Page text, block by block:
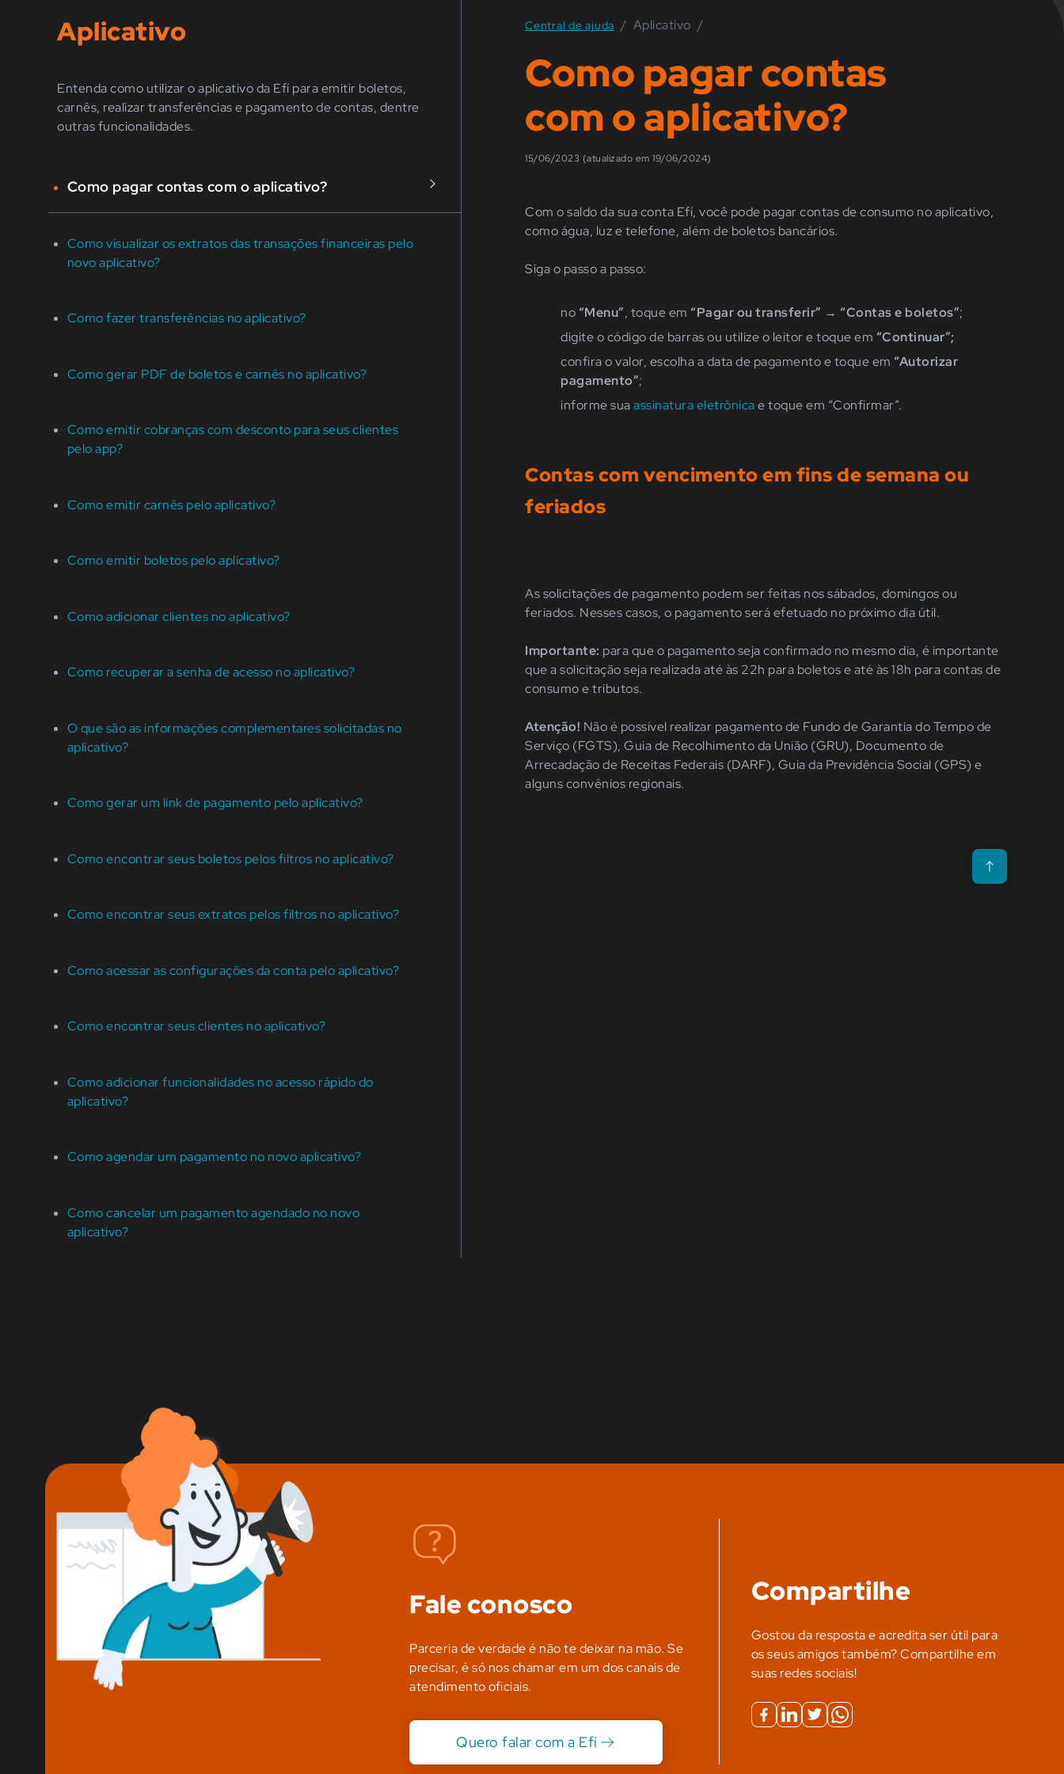
Aplicativo
Entenda como utilizar o aplicativo da Efí para emitir boletos,
carnês, realizar transferências e pagamento de contas, dentre
outras funcionalidades.
Como pagar contas com o aplicativo?
Como visualizar os extratos das transações financeiras pelo
novo aplicativo?
Como fazer transferências no aplicativo?
Como gerar PDF de boletos e carnês no aplicativo?
Como emitir cobranças com desconto para seus clientes
pelo app?
Como emitir carnês pelo aplicativo?
Como emitir boletos pelo aplicativo?
Como adicionar clientes no aplicativo?
Como recuperar a senha de acesso no aplicativo?
O que são as informações complementares solicitadas no
aplicativo?
Como gerar um link de pagamento pelo aplicativo?
Como encontrar seus boletos pelos filtros no aplicativo?
Como encontrar seus extratos pelos filtros no aplicativo?
Como acessar as configurações da conta pelo aplicativo?
Como encontrar seus clientes no aplicativo?
Como adicionar funcionalidades no acesso rápido do
aplicativo?
Como agendar um pagamento no novo aplicativo?
Como cancelar um pagamento agendado no novo
aplicativo?
Central de ajuda / Aplicativo /
Como pagar contas
com o aplicativo?
15/06/2023 (atualizado em 19/06/2024)
Com o saldo da sua conta Efí, você pode pagar contas de consumo no aplicativo,
como água, luz e telefone, além de boletos bancários.
Siga o passo a passo:
no “Menu”, toque em “Pagarou transferir” → “Contase boletos”;
digite o código de barras ou utilize o leitor e toque em “Continuar”;
confira o valor, escolha a data de pagamento e toque em “Autorizar
pagamento”;
informe suaassinatura eletrônicae toque em “Confirmar”.
Contas com vencimento em fins de semana ou
feriados
As solicitações de pagamento podem ser feitas nos sábados, domingos ou
feriados. Nesses casos, o pagamento será efetuado no próximo dia útil.
Importante: para que o pagamento seja confirmado no mesmo dia, é importante
que a solicitação seja realizada até às 22h para boletos e até às 18h para contas de
consumo e tributos.
Atenção! Não é possível realizar pagamento de Fundo de Garantia do Tempo de
Serviço (FGTS), Guia de Recolhimento da União (GRU), Documento de
Arrecadação de Receitas Federais (DARF), Guia da Previdência Social (GPS)e
alguns convênios regionais.
Voltar para o topo da
Fale conosco
Parceria de verdade é não te deixar na mão. Se
precisar, é só nos chamar em um dos canais de
atendimento oficiais.
Quero falar com a Efí
Compartilhe
Gostou da resposta e acredita ser útil para
os seus amigos também? Compartilhe em
suas redes sociais!